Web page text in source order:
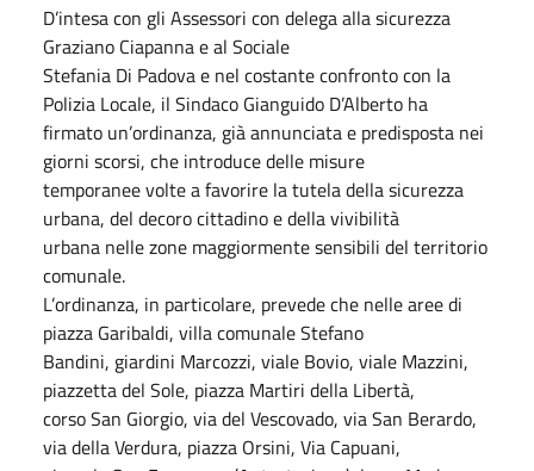
D’intesa con gli Assessori con delega alla sicurezza
Graziano Ciapanna e al Sociale
Stefania Di Padova e nel costante confronto con la
Polizia Locale, il Sindaco Gianguido D’Alberto ha
firmato un’ordinanza, già annunciata e predisposta nei
giorni scorsi, che introduce delle misure
temporanee volte a favorire la tutela della sicurezza
urbana, del decoro cittadino e della vivibilità
urbana nelle zone maggiormente sensibili del territorio
comunale.
L’ordinanza, in particolare, prevede che nelle aree di
piazza Garibaldi, villa comunale Stefano
Bandini, giardini Marcozzi, viale Bovio, viale Mazzini,
piazzetta del Sole, piazza Martiri della Libertà,
corso San Giorgio, via del Vescovado, via San Berardo,
via della Verdura, piazza Orsini, Via Capuani,